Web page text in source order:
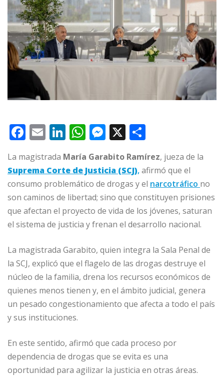
F
c
e
b
o
o
k
E
m
ai
l
Li
n
k
e
dI
n
W
h
at
s
A
p
p
M
e
ss
e
n
g
e
r
X
o
m
p
ar
ti
r
La magistrada María Garabito Ramírez, jueza de la
Suprema Corte de Justicia (SCJ),afirmó que el
consumo problemático de drogas y el narcotráfico no
son caminos de libertad; sino que constituyen prisiones
que afectan el proyecto de vida de los jóvenes, saturan
el sistema de justicia y frenan el desarrollo nacional.
La magistrada Garabito, quien integra la Sala Penal de
la SCJ, explicó que el flagelo de las drogas destruye el
núcleo de la familia, drena los recursos económicos de
quienes menos tienen y, en el ámbito judicial, genera
un pesado congestionamiento que afecta a todo el país
y sus instituciones.
En este sentido, afirmó que cada proceso por
dependencia de drogas que se evita es una
oportunidad para agilizar la justicia en otras áreas.